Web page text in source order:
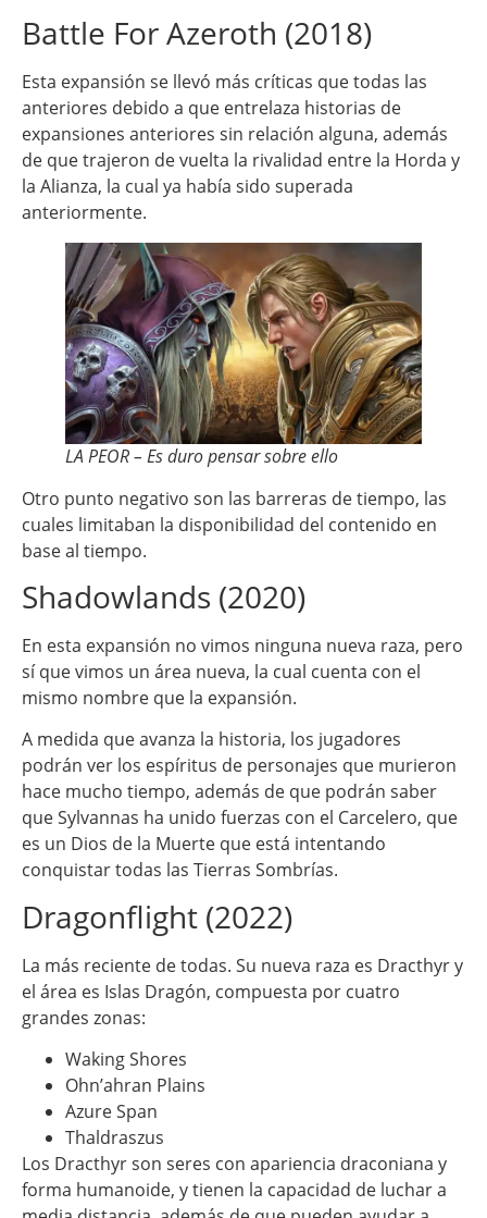
Battle For Azeroth (2018)
Esta expansión se llevó más críticas que todas las
anteriores debido a que entrelaza historias de
expansiones anteriores sin relación alguna, además
de que trajeron de vuelta la rivalidad entre la Horda y
la Alianza, la cual ya había sido superada
anteriormente.
LA PEOR – Es duro pensar sobre ello
Otro punto negativo son las barreras de tiempo, las
cuales limitaban la disponibilidad del contenido en
base al tiempo.
Shadowlands (2020)
En esta expansión no vimos ninguna nueva raza, pero
sí que vimos un área nueva, la cual cuenta con el
mismo nombre que la expansión.
A medida que avanza la historia, los jugadores
podrán ver los espíritus de personajes que murieron
hace mucho tiempo, además de que podrán saber
que Sylvannas ha unido fuerzas con el Carcelero, que
es un Dios de la Muerte que está intentando
conquistar todas las Tierras Sombrías.
Dragonflight (2022)
La más reciente de todas. Su nueva raza es Dracthyr y
el área es Islas Dragón, compuesta por cuatro
grandes zonas:
Waking Shores
Ohn’ahran Plains
Azure Span
Thaldraszus
Los Dracthyr son seres con apariencia draconiana y
forma humanoide, y tienen la capacidad de luchar a